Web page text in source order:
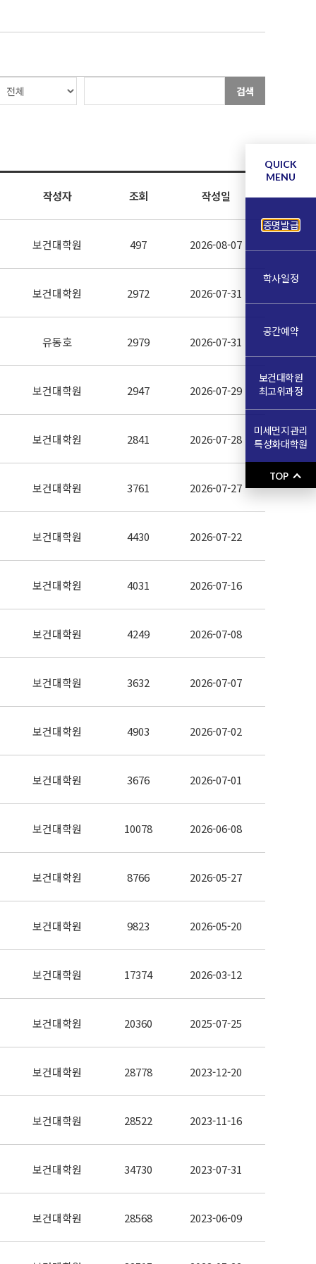
검색
작성자 조회 작성일
보건대학원 497 2026-08-07
보건대학원 2972 2026-07-31
유동호 2979 2026-07-31
보건대학원 2947 2026-07-29
보건대학원 2841 2026-07-28
보건대학원 3761 2026-07-27
보건대학원 4430 2026-07-22
보건대학원 4031 2026-07-16
보건대학원 4249 2026-07-08
보건대학원 3632 2026-07-07
보건대학원 4903 2026-07-02
보건대학원 3676 2026-07-01
보건대학원 10078 2026-06-08
보건대학원 8766 2026-05-27
보건대학원 9823 2026-05-20
보건대학원 17374 2026-03-12
보건대학원 20360 2025-07-25
보건대학원 28778 2023-12-20
보건대학원 28522 2023-11-16
보건대학원 34730 2023-07-31
보건대학원 28568 2023-06-09
QUICK
MENU
증명발급
학사일정
공간예약
보건대학원
최고위과정
미세먼지관리
특성화대학원
TOP